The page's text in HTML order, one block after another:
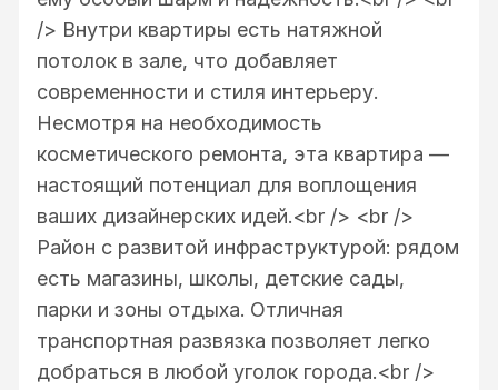
/> Внутри квартиры есть натяжной
потолок в зале, что добавляет
современности и стиля интерьеру.
Несмотря на необходимость
косметического ремонта, эта квартира —
настоящий потенциал для воплощения
ваших дизайнерских идей.<br /> <br />
Район с развитой инфраструктурой: рядом
есть магазины, школы, детские сады,
парки и зоны отдыха. Отличная
транспортная развязка позволяет легко
добраться в любой уголок города.<br />